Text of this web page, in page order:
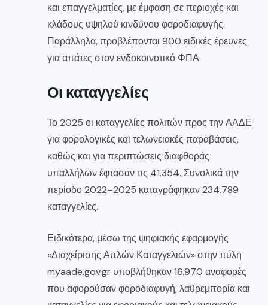
και επαγγελματίες, με έμφαση σε περιοχές και
κλάδους υψηλού κινδύνου φοροδιαφυγής.
Παράλληλα, προβλέπονται 900 ειδικές έρευνες
για απάτες στον ενδοκοινοτικό ΦΠΑ.
Οι καταγγελίες
Το 2025 οι καταγγελίες πολιτών προς την ΑΑΔΕ
για φορολογικές και τελωνειακές παραβάσεις,
καθώς και για περιπτώσεις διαφθοράς
υπαλλήλων έφτασαν τις 41.354. Συνολικά την
περίοδο 2022–2025 καταγράφηκαν 234.789
καταγγελίες.
Ειδικότερα, μέσω της ψηφιακής εφαρμογής
«Διαχείρισης Απλών Καταγγελιών» στην πύλη
myaade.gov.gr υποβλήθηκαν 16.970 αναφορές
που αφορούσαν φοροδιαφυγή, λαθρεμπορία και